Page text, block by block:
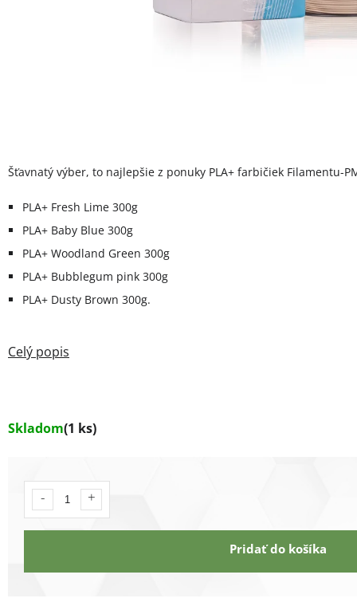
Skladom(1 ks)
Pridať do košíka
Šťavnatý výber, to najlepšie z ponuky PLA+ farbičiek Filamentu-
PLA+ Fresh Lime 300g
PLA+ Baby Blue 300g
PLA+ Woodland Green 300g
PLA+ Bubblegum pink 300g
PLA+ Dusty Brown 300g.